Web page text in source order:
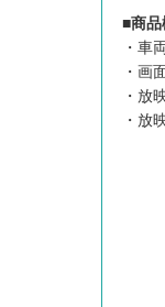
■商品
・車
・画
・放
・放